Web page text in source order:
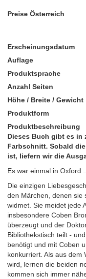
Preise Österreich
Erscheinungsdatum
Auflage
Produktsprache
Anzahl Seiten
Höhe / Breite / Gewicht
Produktform
Produktbeschreibung
Dieses Buch gibt es in
Farbschnitt. Sobald
ist, liefern wir die
Es war einmal in Oxford
Die einzigen
den Märchen, denen sie
widmet. Sie meidet jede
insbesondere Coben
überzeugt und der
Bibliothekstisch teilt -
benötigt und mit Coben
konkurriert. Als aus dem
wird, lernen die beiden
kommen sich immer